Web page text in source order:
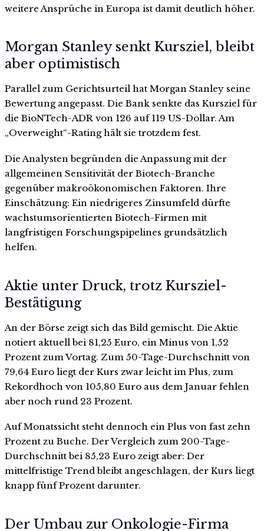
weitere Ansprüche in Europa ist damit deutlich höher.
Morgan Stanley senkt Kursziel, bleibt
aber optimistisch
Parallel zum Gerichtsurteil hat Morgan Stanley seine
Bewertung angepasst. Die Bank senkte das Kursziel für
die BioNTech-ADR von 126 auf 119 US-Dollar. Am
„Overweight“-Rating hält sie trotzdem fest.
Die Analysten begründen die Anpassung mit der
allgemeinen Sensitivität der Biotech-Branche
gegenüber makroökonomischen Faktoren. Ihre
Einschätzung: Ein niedrigeres Zinsumfeld dürfte
wachstumsorientierten Biotech-Firmen mit
langfristigen Forschungspipelines grundsätzlich
helfen.
Aktie unter Druck, trotz Kursziel-
Bestätigung
An der Börse zeigt sich das Bild gemischt. Die Aktie
notiert aktuell bei 81,25 Euro, ein Minus von 1,52
Prozent zum Vortag. Zum 50-Tage-Durchschnitt von
79,64 Euro liegt der Kurs zwar leicht im Plus, zum
Rekordhoch von 105,80 Euro aus dem Januar fehlen
aber noch rund 23 Prozent.
Auf Monatssicht steht dennoch ein Plus von fast zehn
Prozent zu Buche. Der Vergleich zum 200-Tage-
Durchschnitt bei 85,23 Euro zeigt aber: Der
mittelfristige Trend bleibt angeschlagen, der Kurs liegt
knapp fünf Prozent darunter.
Der Umbau zur Onkologie-Firma